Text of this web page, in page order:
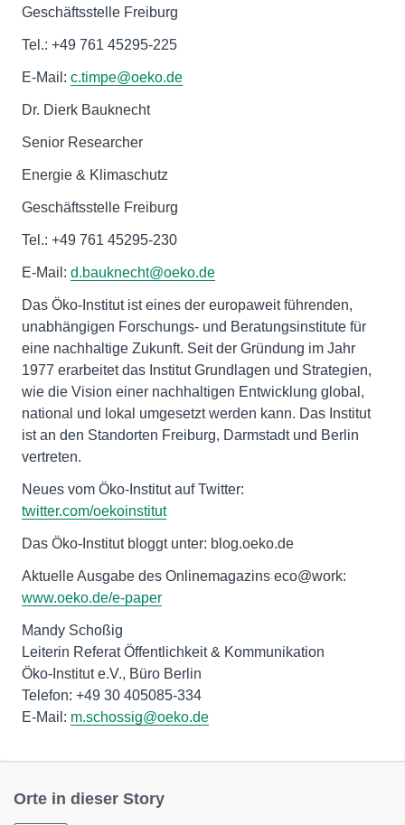
Geschäftsstelle Freiburg
Tel.: +49 761 45295-225
E-Mail: c.timpe@oeko.de
Dr. Dierk Bauknecht
Senior Researcher
Energie & Klimaschutz
Geschäftsstelle Freiburg
Tel.: +49 761 45295-230
E-Mail: d.bauknecht@oeko.de
Das Öko-Institut ist eines der europaweit führenden,
unabhängigen Forschungs- und Beratungsinstitute für
eine nachhaltige Zukunft. Seit der Gründung im Jahr
1977 erarbeitet das Institut Grundlagen und Strategien,
wie die Vision einer nachhaltigen Entwicklung global,
national und lokal umgesetzt werden kann. Das Institut
ist an den Standorten Freiburg, Darmstadt und Berlin
vertreten.
Neues vom Öko-Institut auf Twitter:
twitter.com/oekoinstitut
Das Öko-Institut bloggt unter: blog.oeko.de
Aktuelle Ausgabe des Onlinemagazins eco@work:
www.oeko.de/e-paper
Mandy Schoßig
Leiterin Referat Öffentlichkeit & Kommunikation
Öko-Institut e.V., Büro Berlin
Telefon: +49 30 405085-334
E-Mail: m.schossig@oeko.de
Orte in dieser Story